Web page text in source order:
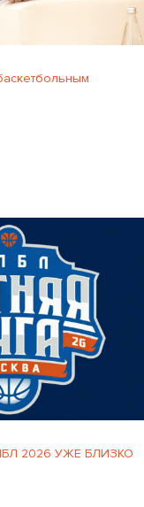
2026 УЖЕ БЛИЗКО